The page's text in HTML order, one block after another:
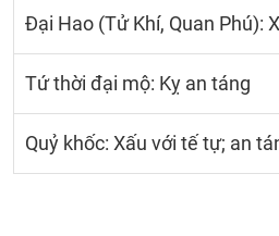
Đại Hao (Tử Khí, Quan Phú):
Tứ thời đại mộ: Kỵ an táng
Quỷ khốc: Xấu với tế tự; an